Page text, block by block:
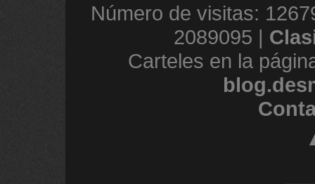
Número de visitas:
2089095 |
Carteles en la